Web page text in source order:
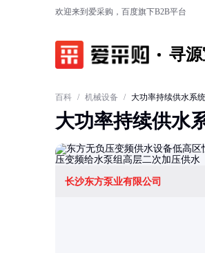
欢迎来到爱采购，百度旗下B2B平台
寻
百科 / 机械设备 / 大功率持续供水系统
大功率持续供水
长沙东方泵业有限公司